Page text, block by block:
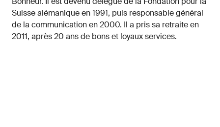
Suisse alémanique en 1991, puis responsable général
de la communication en 2000. Il a pris sa retraite en
2011, après 20 ans de bons et loyaux services.